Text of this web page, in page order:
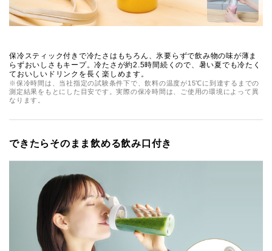
保冷スティック付きで冷たさはもちろん、氷要らずで飲み物の味が薄ま
らずおいしさもキープ。冷たさが約2.5時間続くので、暑い夏でも冷たく
ておいしいドリンクを長く楽しめます。
※保冷時間は、当社指定の試験条件下で、飲料の温度が15℃に到達するまでの
測定結果をもとにした目安です。実際の保冷時間は、ご使用の環境によって異
なります。
できたらそのまま飲める飲み口付き